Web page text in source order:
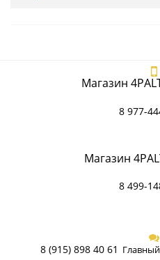
Магазин
8 977-
Магазин
8 499-
8 (915) 898 40 61